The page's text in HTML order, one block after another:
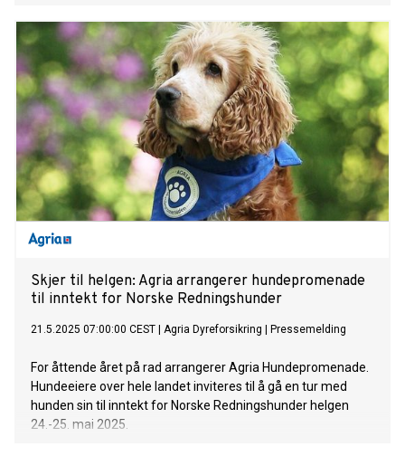
Skjer til helgen: Agria arrangerer hundepromenade
til inntekt for Norske Redningshunder
21.5.2025 07:00:00 CEST Agria Dyreforsikring Pressemelding
For åttende året på rad arrangerer Agria Hundepromenade.
Hundeeiere over hele landet inviteres til å gå en tur med
hunden sin til inntekt for Norske Redningshunder helgen
24.-25. mai 2025.